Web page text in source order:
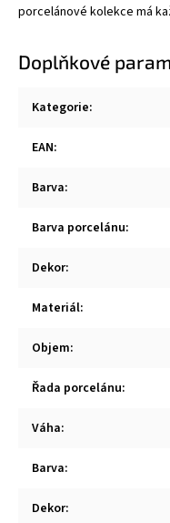
porcelánové kolekce má
Doplňkové
Kategorie:
EAN:
Barva:
Barva porcelánu:
Dekor:
Materiál:
Objem:
Řada porcelánu:
Váha:
Barva:
Dekor: